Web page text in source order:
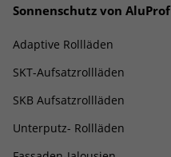
Sonnenschutz von AluProf
Adaptive Rollläden
SKT-Aufsatzrollläden
SKB Aufsatzrollläden
Unterputz- Rollläden